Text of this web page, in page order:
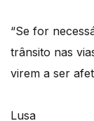
“Se for
trânsito nas
virem a ser
Lusa